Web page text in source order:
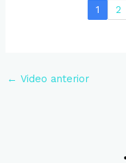
1 2
← Video anterior